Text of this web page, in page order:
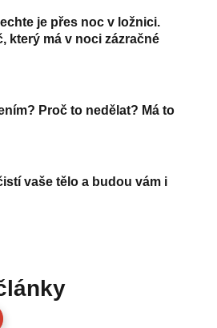
je přes noc v ložnici.
který má v noci zázračné
Proč to nedělat? Má to
vaše tělo a budou vám i